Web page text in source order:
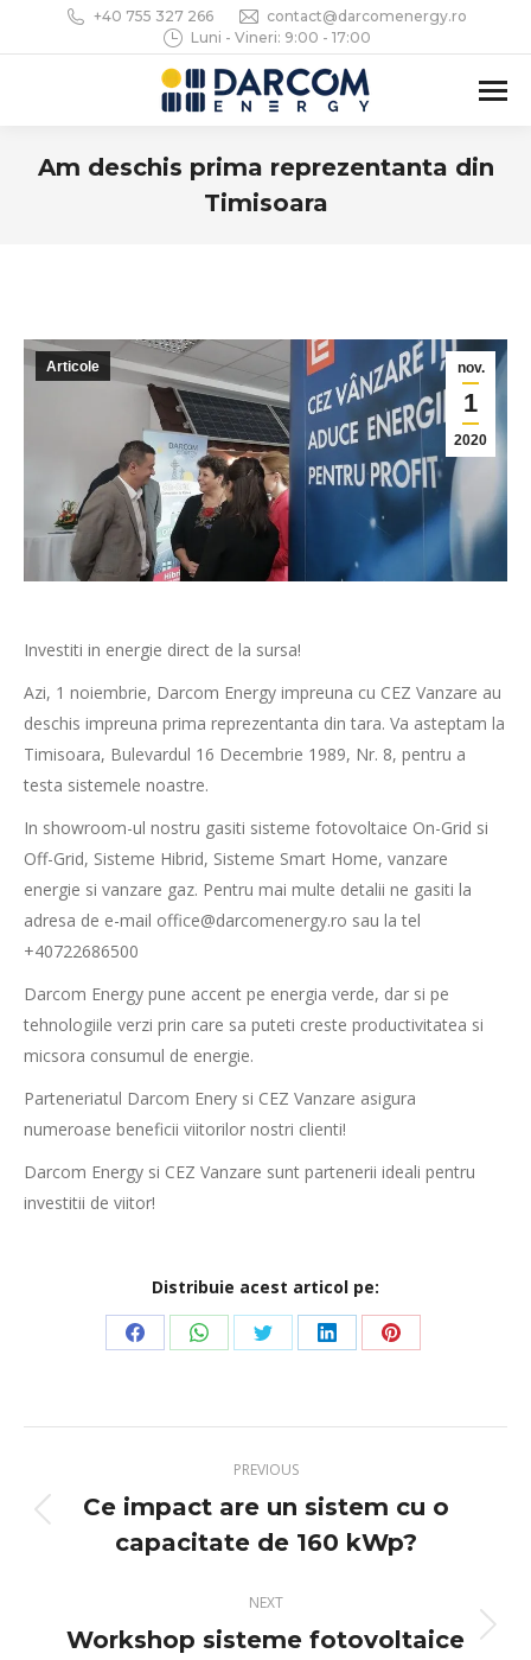
+40 755 327 266
contact@darcomenergy.ro
Luni - Vineri: 9:00 - 17:00
Am deschis prima reprezentanta din
Timisoara
nov.
1
2020
Articole
Investiti in energie direct de la sursa!
Azi, 1 noiembrie, Darcom Energy impreuna cu CEZ Vanzare au
deschis impreuna prima reprezentanta din tara. Va asteptam la
Timisoara, Bulevardul 16 Decembrie 1989, Nr. 8, pentru a
testa sistemele noastre.
In showroom-ul nostru gasiti sisteme fotovoltaice On-Grid si
Off-Grid, Sisteme Hibrid, Sisteme Smart Home, vanzare
energie si vanzare gaz. Pentru mai multe detalii ne gasiti la
adresa de e-mail office@darcomenergy.ro sau la tel
+40722686500
Darcom Energy pune accent pe energia verde, dar si pe
tehnologiile verzi prin care sa puteti creste productivitatea si
micsora consumul de energie.
Parteneriatul Darcom Enery si CEZ Vanzare asigura
numeroase beneficii viitorilor nostri clienti!
Darcom Energy si CEZ Vanzare sunt partenerii ideali pentru
investitii de viitor!
Distribuie acest articol pe:
Share
Facebook
Share
WhatsApp
Share
Twitter
Share
LinkedIn
Share
Pinterest
navigation
PREVIOUS
Previous
post:
Ce impact are un sistem cu o
capacitate de 160 kWp?
NEXT
Next
Workshop sisteme fotovoltaice